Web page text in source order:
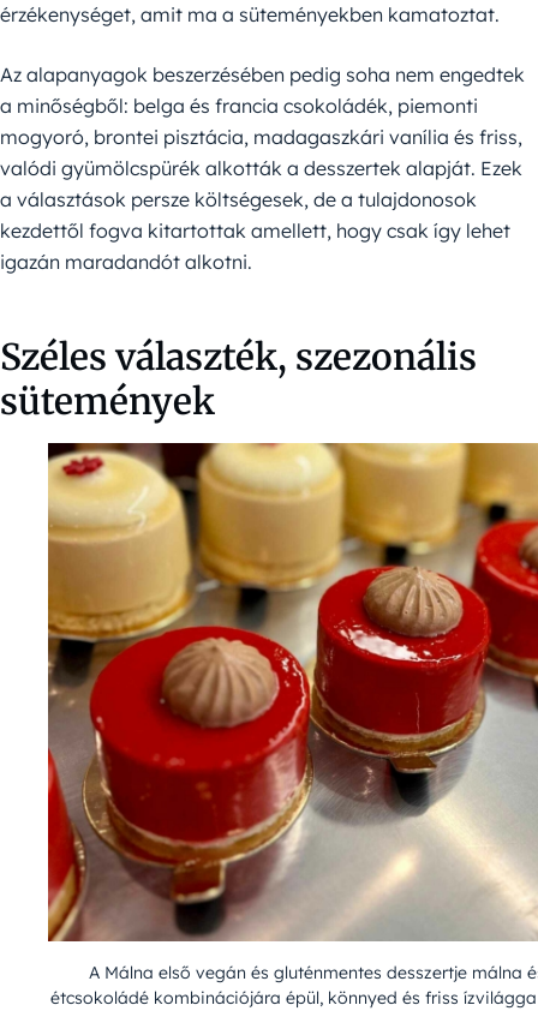
érzékenységet, amit ma a süteményekben kamatoztat.
Az alapanyagok beszerzésében pedig soha nem engedtek
a minőségből: belga és francia csokoládék, piemonti
mogyoró, brontei pisztácia, madagaszkári vanília és friss,
valódi gyümölcspürék alkották a desszertek alapját. Ezek
a választások persze költségesek, de a tulajdonosok
kezdettől fogva kitartottak amellett, hogy csak így lehet
igazán maradandót alkotni.
Széles választék, szezonális
sütemények
A Málna első vegán és gluténmentes desszertje málna
étcsokoládé kombinációjára épül, könnyed és friss